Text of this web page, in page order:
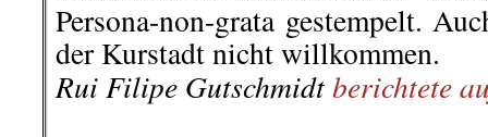
Vor derKommunal-Wahl
September 2020 rufen wir auf:
Keine Stimme für Parteien